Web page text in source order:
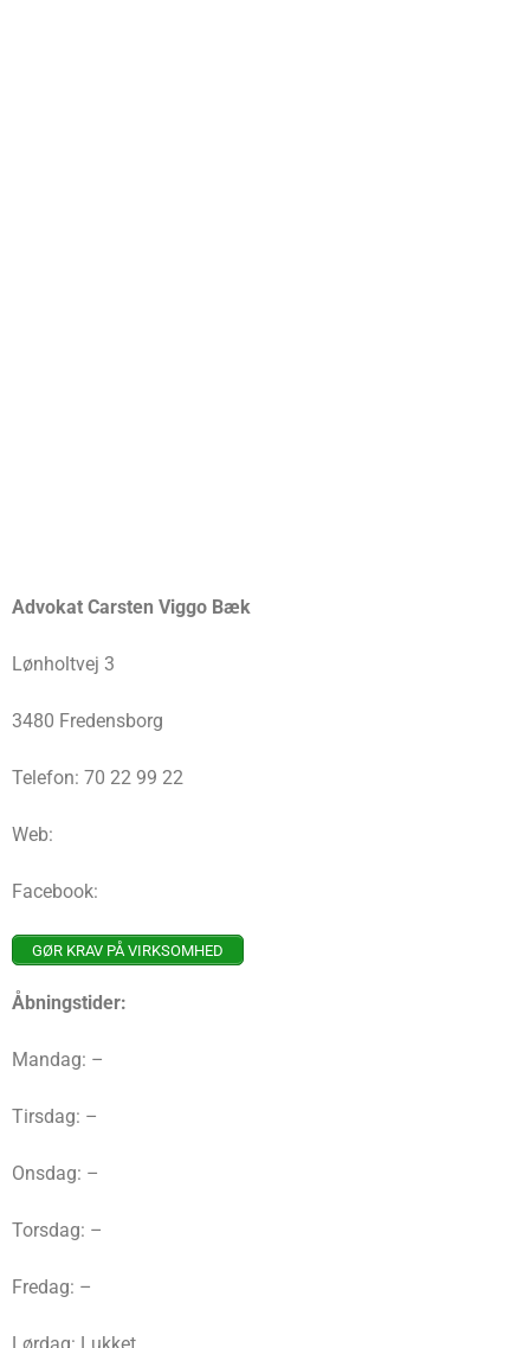
Advokat Carsten Viggo Bæk
Lønholtvej 3
3480 Fredensborg
Telefon: 70 22 99 22
Web:
Facebook:
GØR KRAV PÅ VIRKSOMHED
Åbningstider:
Mandag: –
Tirsdag: –
Onsdag: –
Torsdag: –
Fredag: –